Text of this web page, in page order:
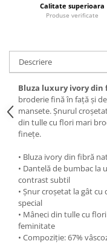
Calitate superioara
Produse verificate
Descriere
Bluza luxury ivory
broderie fină în față și
mansete. Șnurul
din tulle cu flori mari
finețe.
• Bluza ivory din fibră
• Dantelă de bumbac la
contrast subtil
• Șnur croșetat la gât
special
• Mâneci din tulle cu
feminitate
• Compoziție: 67%